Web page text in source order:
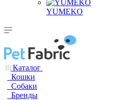
YUMEKO
Каталог
Кошки
Собаки
Бренды